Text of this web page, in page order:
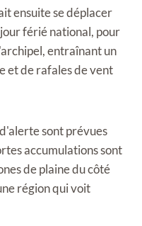
ensuite se déplacer
férié national, pour
entraînant un
et de rafales de vent
sont prévues
accumulations sont
de plaine du côté
région qui voit